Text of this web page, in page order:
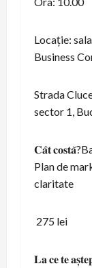
Locație:
Business
Strada
sector 1,
𝐂𝐚̂𝐭
Plan de
claritate
275 lei
𝐋𝐚 𝐜𝐞 𝐭𝐞